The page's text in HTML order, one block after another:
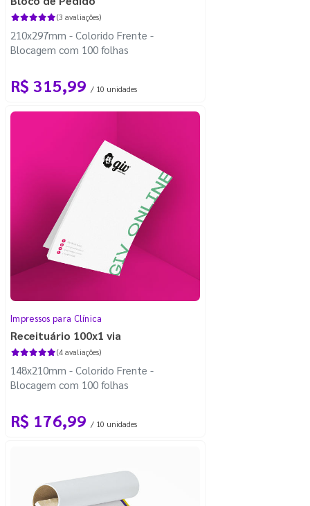
(3 avaliações)
210x297mm - Colorido Frente -
Blocagem com 100 folhas
R$ 315,99 / 10 unidades
Impressos para Clínica
Receituário 100x1 via
(4 avaliações)
148x210mm - Colorido Frente -
Blocagem com 100 folhas
R$ 176,99 / 10 unidades